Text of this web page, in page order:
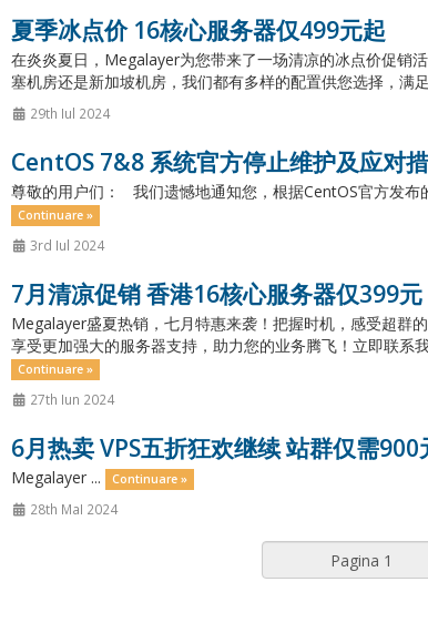
夏季冰点价 16核心服务器仅499元起
在炎炎夏日，Megalayer为您带来了一场清凉的冰点价促销
塞机房还是新加坡机房，我们都有多样的配置供您选择，
29th Iul 2024
CentOS 7&8 系统官方停止维护及应对
尊敬的用户们： 我们遗憾地通知您，根据CentOS官方发布
Continuare »
3rd Iul 2024
7月清凉促销 香港16核心服务器仅399元
Megalayer盛夏热销，七月特惠来袭！把握时机，感受超群
享受更加强大的服务器支持，助力您的业务腾飞！立即联
Continuare »
27th Iun 2024
6月热卖 VPS五折狂欢继续 站群仅需900
Megalayer ... Continuare »
28th MaI 2024